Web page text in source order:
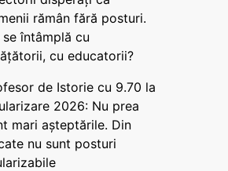
rămân fără posturi.
se întâmplă cu
cu educatorii?
de Istorie cu 9.70 la
2026: Nu prea
mari așteptările. Din
nu sunt posturi